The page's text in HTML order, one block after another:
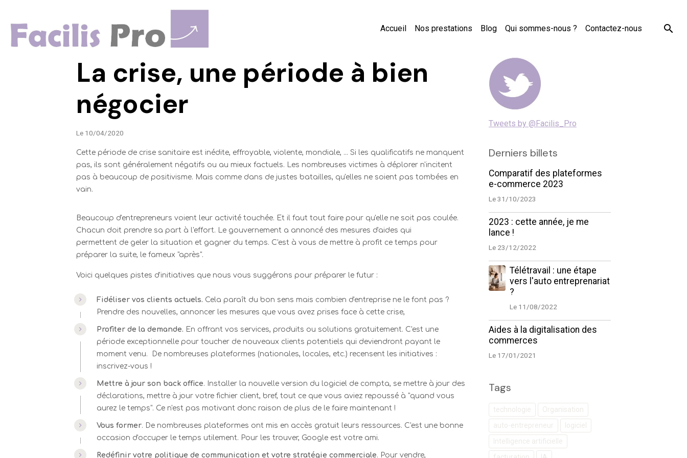
Accueil Nos prestations Blog Qui sommes-nous ? Contactez-nous
La crise, une période à bien
négocier
Le 10/04/2020
Cette période de crise sanitaire est inédite, effroyable, violente, mondiale, ... Si les qualificatifs ne manquent
pas, ils sont généralement négatifs ou au mieux factuels. Les nombreuses victimes à déplorer n'incitent
pas à beaucoup de positivisme. Mais comme dans de justes batailles, qu'elles ne soient pas tombées en
vain.
Beaucoup d'entrepreneurs voient leur activité touchée. Et il faut tout faire pour qu'elle ne soit pas coulée.
Chacun doit prendre sa part à l'effort. Le gouvernement a annoncé des mesures d'aides qui
permettent de geler la situation et gagner du temps. C'est à vous de mettre à profit ce temps pour
préparer la suite, le fameux "après".
Voici quelques pistes d'initiatives que nous vous suggérons pour préparer le futur :
Fidéliser vos clients actuels. Cela paraît du bon sens mais combien d'entreprise ne le font pas ?
Prendre des nouvelles, annoncer les mesures que vous avez prises face à cette crise,
Profiter de la demande. En offrant vos services, produits ou solutions gratuitement. C'est une
période exceptionnelle pour toucher de nouveaux clients potentiels qui deviendront payant le
moment venu. De nombreuses plateformes (nationales, locales, etc.) recensent les initiatives :
inscrivez-vous !
Mettre à jour son back office. Installer la nouvelle version du logiciel de compta, se mettre à jour des
déclarations, mettre à jour votre fichier client, bref, tout ce que vous aviez repoussé à "quand vous
aurez le temps". Ce n'est pas motivant donc raison de plus de le faire maintenant !
Vous former. De nombreuses plateformes ont mis en accès gratuit leurs ressources. C'est une bonne
occasion d'occuper le temps utilement. Pour les trouver, Google est votre ami.
Redéfinir votre politique de communication et votre stratégie commerciale. Pour vendre,
Tweets by @Facilis_Pro
Derniers billets
Comparatif des plateformes
e-commerce 2023
Le 31/10/2023
2023 : cette année, je me
lance !
Le 23/12/2022
Télétravail : une étape
vers l'auto entreprenariat
?
Le 11/08/2022
Aides à la digitalisation des
commerces
Le 17/01/2021
Tags
technologie
Organisation
auto-entrepreneur
logiciel
Intelligence artificielle